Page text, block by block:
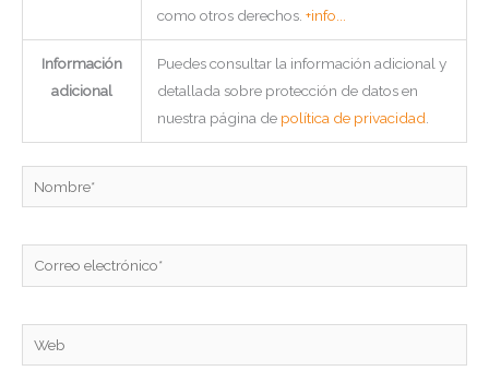
como otros derechos. +info...
Información
adicional
Puedes consultar la información adicional y
detallada sobre protección de datos en
nuestra página de política de privacidad
Nombre*
electrónico*